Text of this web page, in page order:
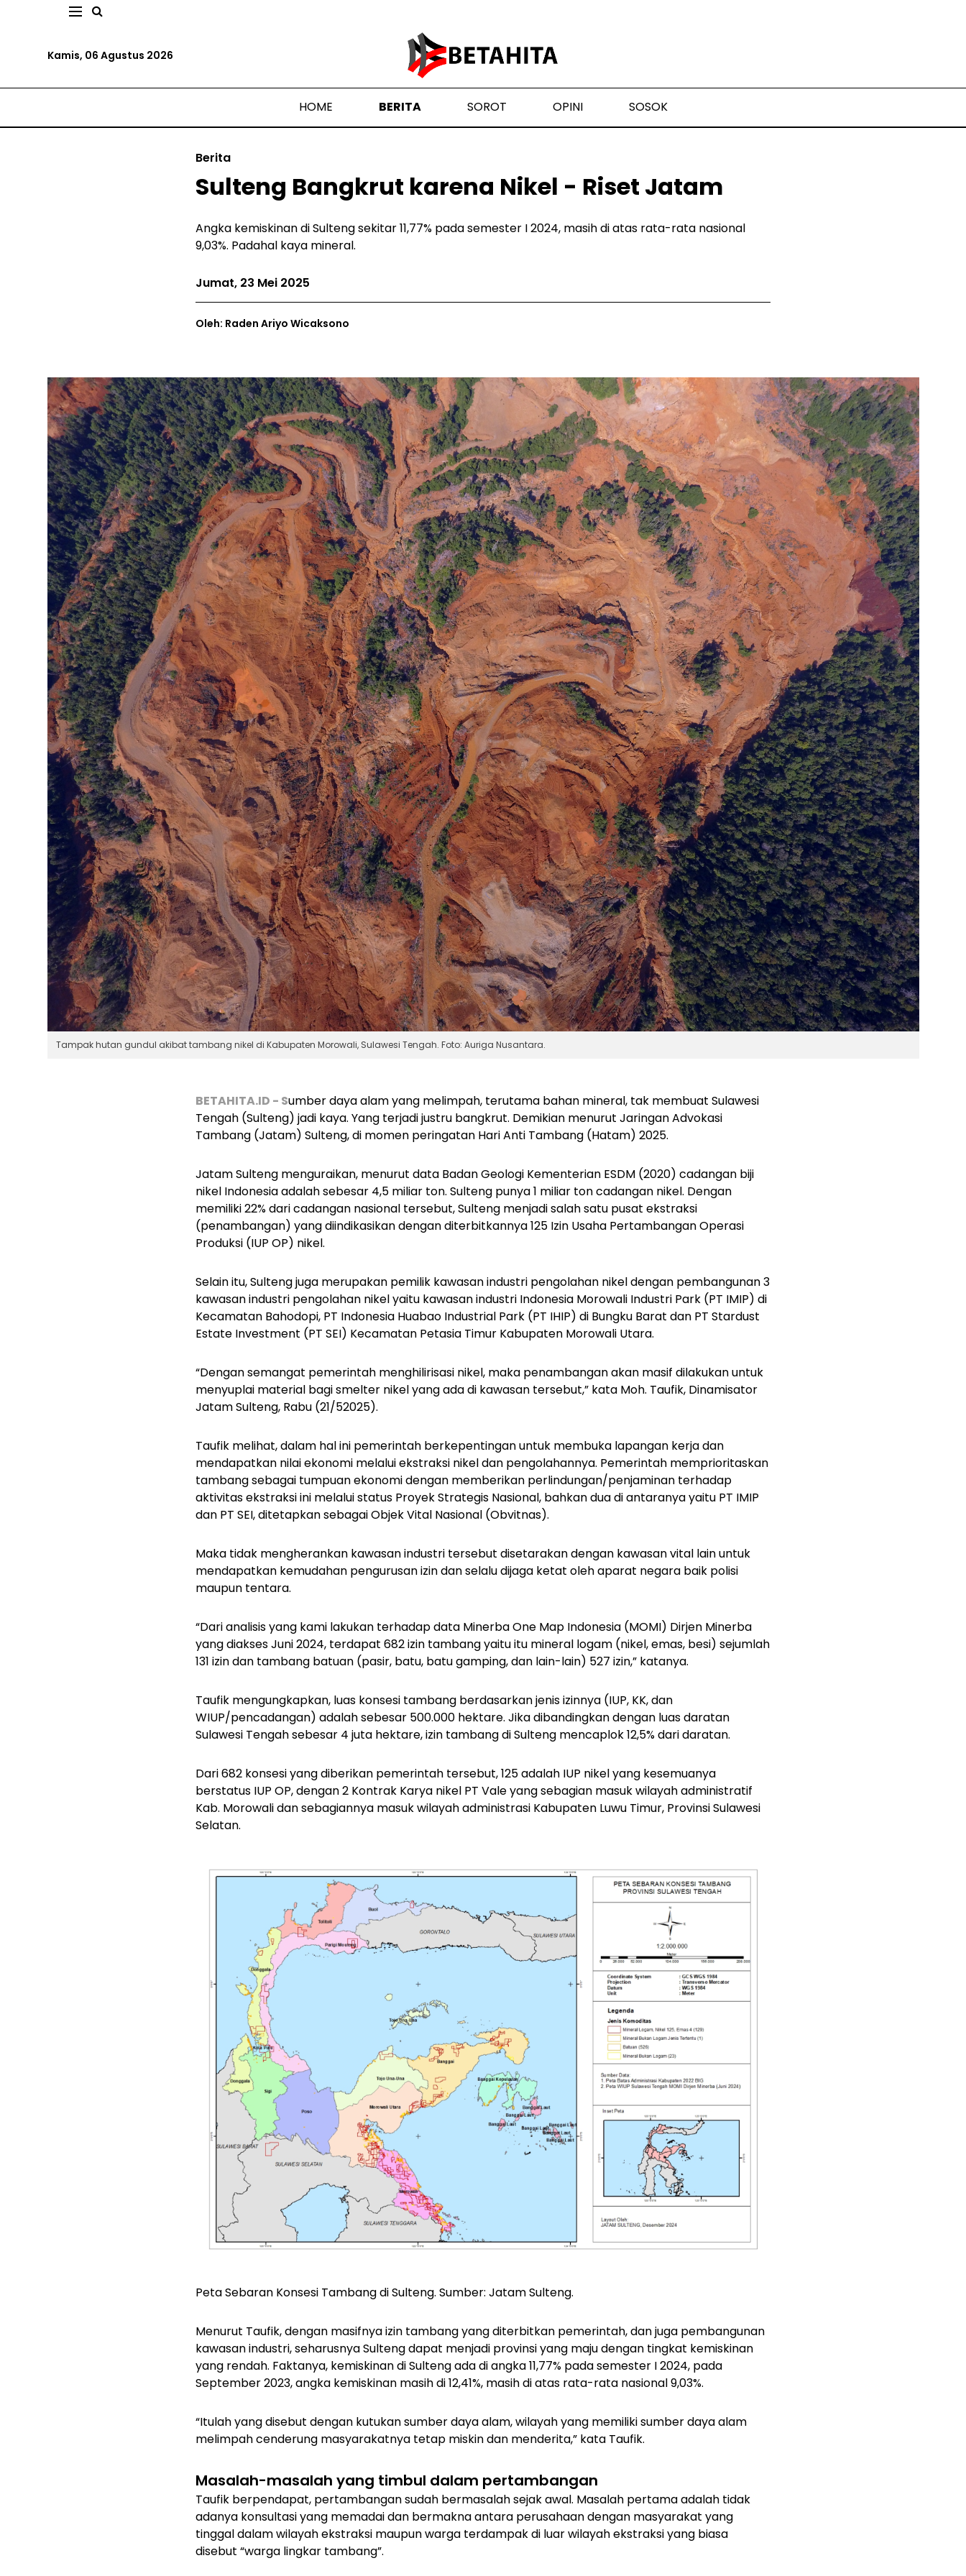
Kamis, 06 Agustus 2026
HOME BERITA SOROT OPINI SOSOK
Berita
Sulteng Bangkrut karena Nikel - Riset Jatam
Angka kemiskinan di Sulteng sekitar 11,77% pada semester I 2024, masih di atas rata-rata nasional
9,03%. Padahal kaya mineral.
Jumat, 23 Mei 2025
Oleh: Raden Ariyo Wicaksono
Tampak hutan gundul akibat tambang nikel di Kabupaten Morowali, Sulawesi Tengah. Foto: Auriga Nusantara.
BETAHITA.ID - Sumber daya alam yang melimpah, terutama bahan mineral, tak membuat Sulawesi
Tengah (Sulteng) jadi kaya. Yang terjadi justru bangkrut. Demikian menurut Jaringan Advokasi
Tambang (Jatam) Sulteng, di momen peringatan Hari Anti Tambang (Hatam) 2025.
Jatam Sulteng menguraikan, menurut data Badan Geologi Kementerian ESDM (2020) cadangan biji
nikel Indonesia adalah sebesar 4,5 miliar ton. Sulteng punya 1 miliar ton cadangan nikel. Dengan
memiliki 22% dari cadangan nasional tersebut, Sulteng menjadi salah satu pusat ekstraksi
(penambangan) yang diindikasikan dengan diterbitkannya 125 Izin Usaha Pertambangan Operasi
Produksi (IUP OP) nikel.
Selain itu, Sulteng juga merupakan pemilik kawasan industri pengolahan nikel dengan pembangunan 3
kawasan industri pengolahan nikel yaitu kawasan industri Indonesia Morowali Industri Park (PT IMIP) di
Kecamatan Bahodopi, PT Indonesia Huabao Industrial Park (PT IHIP) di Bungku Barat dan PT Stardust
Estate Investment (PT SEI) Kecamatan Petasia Timur Kabupaten Morowali Utara.
“Dengan semangat pemerintah menghilirisasi nikel, maka penambangan akan masif dilakukan untuk
menyuplai material bagi smelter nikel yang ada di kawasan tersebut,” kata Moh. Taufik, Dinamisator
Jatam Sulteng, Rabu (21/52025).
Taufik melihat, dalam hal ini pemerintah berkepentingan untuk membuka lapangan kerja dan
mendapatkan nilai ekonomi melalui ekstraksi nikel dan pengolahannya. Pemerintah memprioritaskan
tambang sebagai tumpuan ekonomi dengan memberikan perlindungan/penjaminan terhadap
aktivitas ekstraksi ini melalui status Proyek Strategis Nasional, bahkan dua di antaranya yaitu PT IMIP
dan PT SEI, ditetapkan sebagai Objek Vital Nasional (Obvitnas).
Maka tidak mengherankan kawasan industri tersebut disetarakan dengan kawasan vital lain untuk
mendapatkan kemudahan pengurusan izin dan selalu dijaga ketat oleh aparat negara baik polisi
maupun tentara.
“Dari analisis yang kami lakukan terhadap data Minerba One Map Indonesia (MOMI) Dirjen Minerba
yang diakses Juni 2024, terdapat 682 izin tambang yaitu itu mineral logam (nikel, emas, besi) sejumlah
131 izin dan tambang batuan (pasir, batu, batu gamping, dan lain-lain) 527 izin,” katanya.
Taufik mengungkapkan, luas konsesi tambang berdasarkan jenis izinnya (IUP, KK, dan
WIUP/pencadangan) adalah sebesar 500.000 hektare. Jika dibandingkan dengan luas daratan
Sulawesi Tengah sebesar 4 juta hektare, izin tambang di Sulteng mencaplok 12,5% dari daratan.
Dari 682 konsesi yang diberikan pemerintah tersebut, 125 adalah IUP nikel yang kesemuanya
berstatus IUP OP, dengan 2 Kontrak Karya nikel PT Vale yang sebagian masuk wilayah administratif
Kab. Morowali dan sebagiannya masuk wilayah administrasi Kabupaten Luwu Timur, Provinsi Sulawesi
Selatan.
Peta Sebaran Konsesi Tambang di Sulteng. Sumber: Jatam Sulteng.
Menurut Taufik, dengan masifnya izin tambang yang diterbitkan pemerintah, dan juga pembangunan
kawasan industri, seharusnya Sulteng dapat menjadi provinsi yang maju dengan tingkat kemiskinan
yang rendah. Faktanya, kemiskinan di Sulteng ada di angka 11,77% pada semester I 2024, pada
September 2023, angka kemiskinan masih di 12,41%, masih di atas rata-rata nasional 9,03%.
“Itulah yang disebut dengan kutukan sumber daya alam, wilayah yang memiliki sumber daya alam
melimpah cenderung masyarakatnya tetap miskin dan menderita,” kata Taufik.
Masalah-masalah yang timbul dalam pertambangan
Taufik berpendapat, pertambangan sudah bermasalah sejak awal. Masalah pertama adalah tidak
adanya konsultasi yang memadai dan bermakna antara perusahaan dengan masyarakat yang
tinggal dalam wilayah ekstraksi maupun warga terdampak di luar wilayah ekstraksi yang biasa
disebut “warga lingkar tambang”.